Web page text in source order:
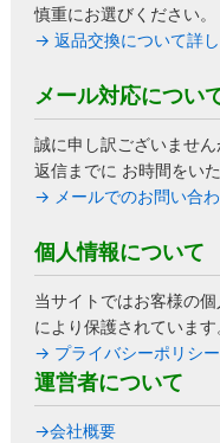
慎重にお選びください。
→ 返品交換について詳
メール対応につい
誠に申し訳ございませ
返信までに お時間をい
→ メールでのお問い合
個人情報について
当サイトではお客様の
により保護されています
→ プライバシーポリシー
運営者について
→会社概要